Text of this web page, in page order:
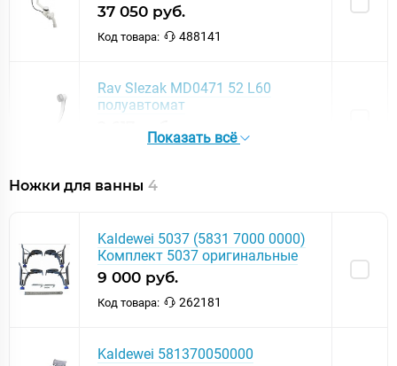
37 050 руб.
Код товара: 488141
Rav Slezak MD0471 52 L60
полуавтомат
2 617 руб.
Показать всё
Ножки для ванны 4
Kaldewei 5037 (5831 7000 0000)
Комплект 5037 оригинальные
9 000 руб.
Код товара: 262181
Kaldewei 581370050000